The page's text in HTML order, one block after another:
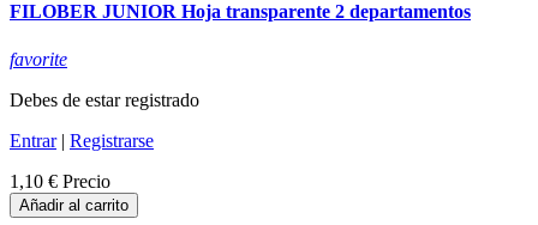
FILOBER JUNIOR Hoja transparente 2 departamentos
favorite
Debes de estar registrado
Entrar| Registrarse
1,10 € Precio
Añadir al carrito